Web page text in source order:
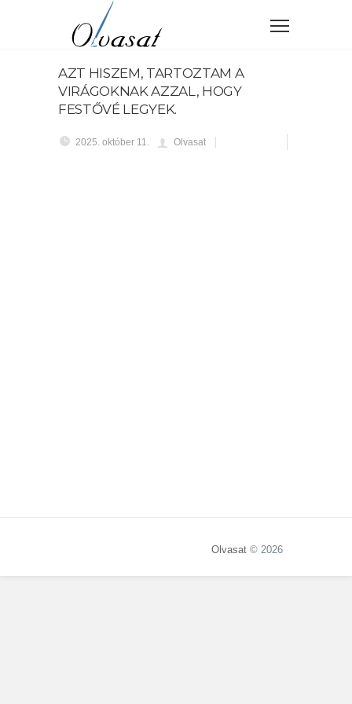
AZT HISZEM, TARTOZTAM A
VIRÁGOKNAK AZZAL, HOGY
FESTŐVÉ LEGYEK.
2025. október 11. Olvasat
Olvasat © 2026